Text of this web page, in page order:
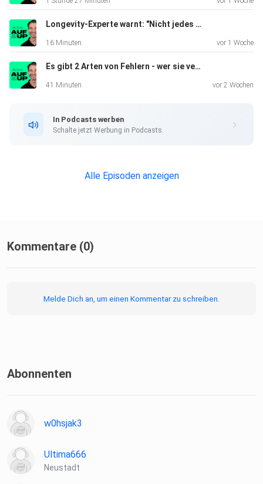
Longevity-Experte warnt: "Nicht jedes Leben sollte unnötig verlängert werden!" | Clip #107
16 Minuten vor 1 Woche
Es gibt 2 Arten von Fehlern - wer sie verwechselt, ist IMMER unzufrieden! | A&U #158
41 Minuten vor 2 Wochen
In Podcasts werben
Schalte jetzt Werbung in Podcasts.
Alle Episoden anzeigen
Kommentare (0)
Melde Dich an, um einen Kommentar zu schreiben.
Abonnenten
w0hsjak3
Ultima666
Neustadt